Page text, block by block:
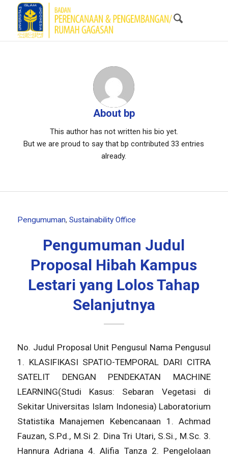
About bp
This author has not written his bio yet.
But we are proud to say thatbp contributed 33 entries
already.
Pengumuman, Sustainability Office
Pengumuman Judul
Proposal Hibah Kampus
Lestari yang Lolos Tahap
Selanjutnya
No. Judul Proposal Unit Pengusul Nama Pengusul
1. KLASIFIKASI SPATIO-TEMPORAL DARI CITRA
SATELIT DENGAN PENDEKATAN MACHINE
LEARNING(Studi Kasus: Sebaran Vegetasi di
Sekitar Universitas Islam Indonesia) Laboratorium
Statistika Manajemen Kebencanaan 1. Achmad
Fauzan, S.Pd., M.Si 2. Dina Tri Utari, S.Si., M.Sc. 3.
Hannura Adriana 4. Alifia Tanza 2. Pengelolaan